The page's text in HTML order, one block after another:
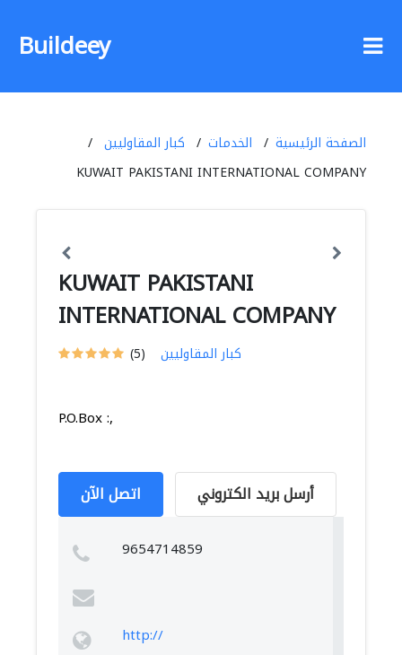
Buildeey
الصفحة الرئيسية الخدمات
كبار المقاوليين
KUWAIT PAKISTANI INTERNATIONAL COMPANY
KUWAIT PAKISTANI
INTERNATIONAL COMPANY
(5) كبار المقاوليين
P.O.Box :,
اتصل الآن أرسل بريد الكتروني
9654714859
http://